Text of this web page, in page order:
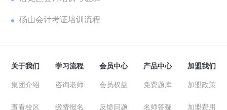
砀山会计考证培训流程
关于我们
集团介绍
查看校区
学习流程
咨询老师
缴费报名
会员中心
会员权益
反馈问题
产品中心
免费题库
名师答疑
加盟我们
加盟政策
加盟费用